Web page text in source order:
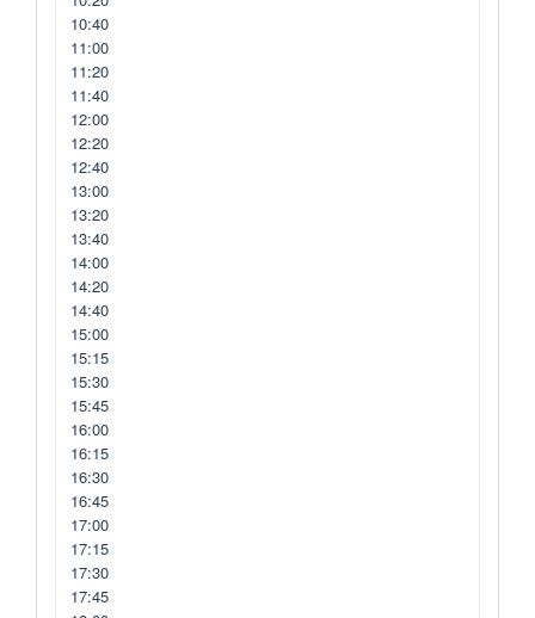
10:40
11:00
11:20
11:40
12:00
12:20
12:40
13:00
13:20
13:40
14:00
14:20
14:40
15:00
15:15
15:30
15:45
16:00
16:15
16:30
16:45
17:00
17:15
17:30
17:45